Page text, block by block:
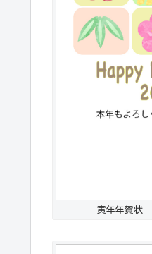
寅年年賀状